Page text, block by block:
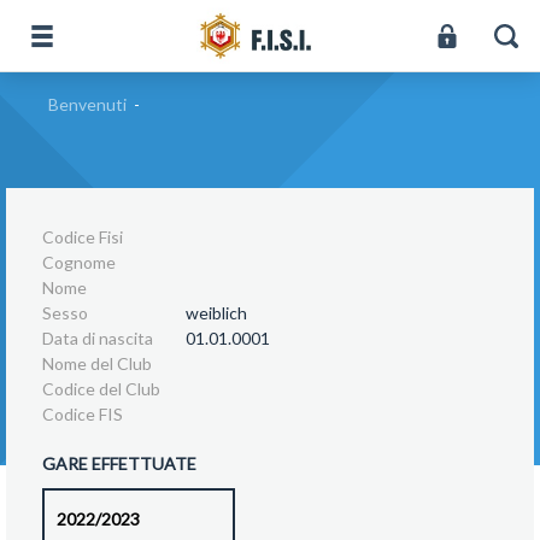
Benvenuti -
Codice Fisi
Cognome
Nome
Sesso
weiblich
Data di nascita
01.01.0001
Nome del Club
Codice del Club
Codice FIS
GARE EFFETTUATE